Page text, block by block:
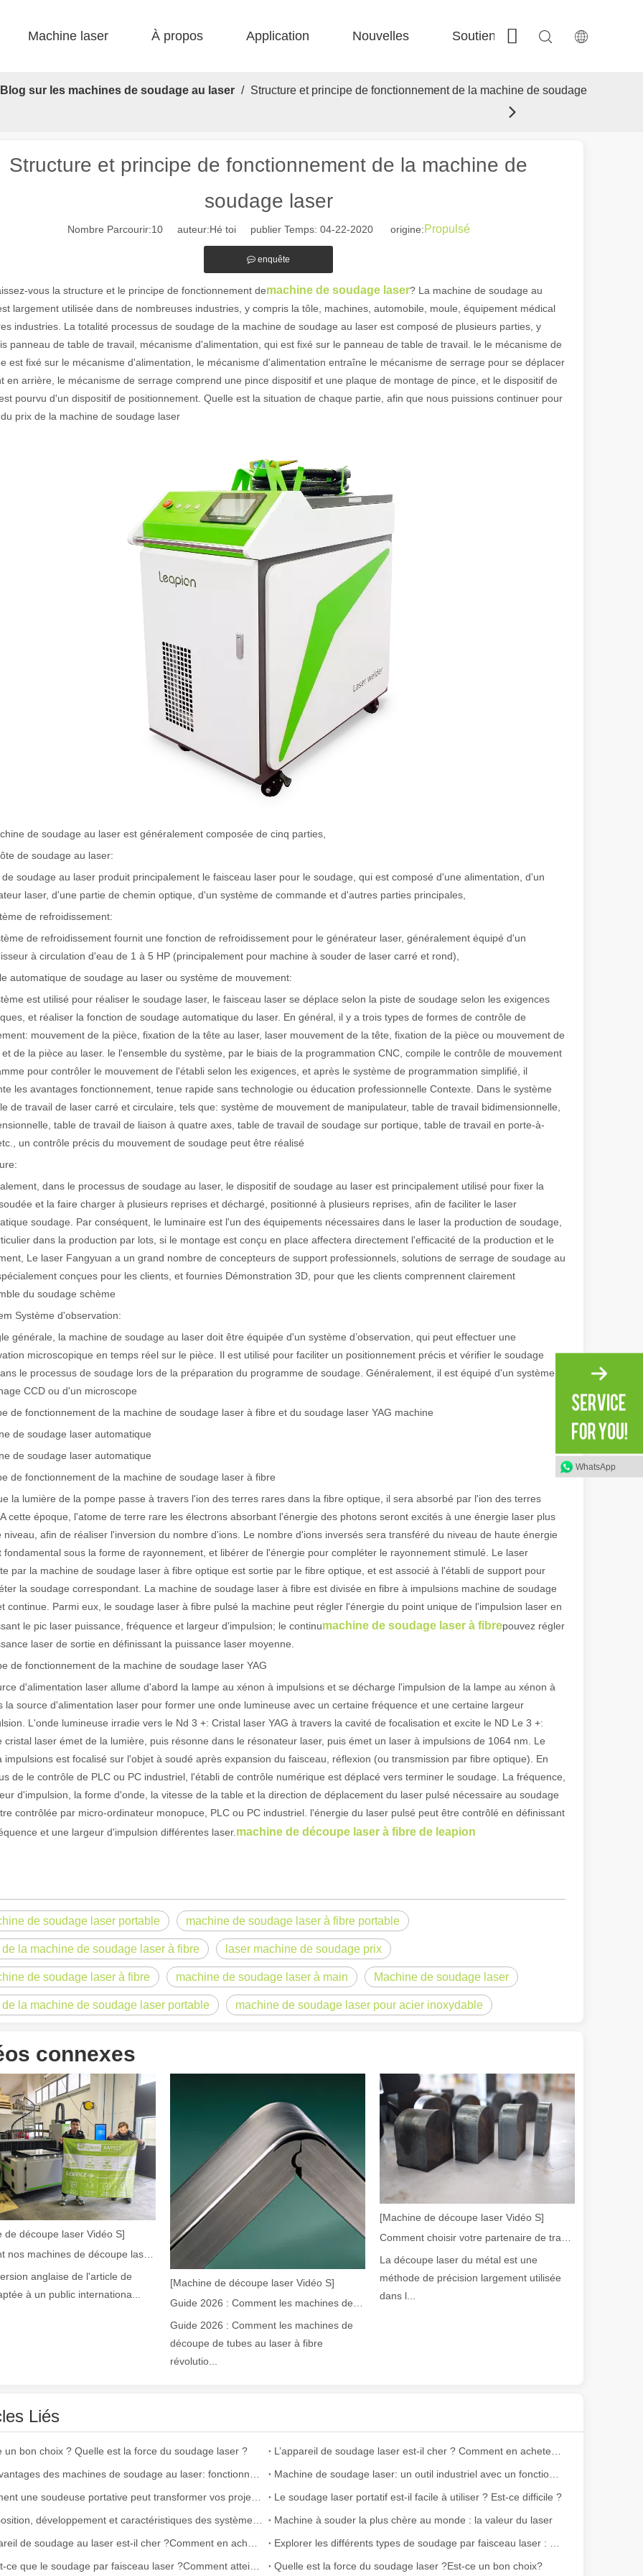
Machine laser À propos Application Nouvelles Soutien Contactez-nous
Blog sur les machines de soudage au laser / Structure et principe de fonctionnement de la machine de soudage
exceptionnelles des machines de marquage laser Le paysage de fabrication et industriel moderne, les machines de
international tout en conservant le ton professionnel et inspirant de l'original. Briller à travers le Pacifique : comment nos machines
au laser à fibre révolutionnent la fabrication de tuyauxDans le monde en évolution rapide de la fabrication métallique, l'efficacité et la
industrie manufacturière en développement rapide. Il peut traiter une variété de tubes métalliques avec une précision et une
largement utilisée dans la fabrication du métal. Il peut couper une large gamme de matériaux avec une haute précision et peu de
utilisée. Il est connu pour sa précision, son efficacité et sa polyvalence. Cependant, certains pourraient dire que la découpe
grâce à sa précision et son efficacité supérieures. Cette technologie avancée offre des avantages significatifs par rapport aux
la base, la découpe laser est un processus de fabrication qui utilise un faisceau laser focalisé de haute puissance pour découper un
le décapage laser des peintures est une technologie de pointe. Cette méthode offre une solution de haute technologie pour un
la fabrication moderne. Que vous soyez propriétaire d'une petite entreprise, un amateur ou que vous fassiez partie d'une opération
l’efficacité sont d’une importance primordiale. L'appareil de soudage au laser s'impose comme la pierre angulaire des processus
Structure et principe de fonctionnement de la machine de
soudage laser
Nombre Parcourir:10auteur:Hé toi publier Temps: 04-22-2020 origine:Propulsé
enquête
vous la structure et le principe de fonctionnement demachine de soudage laser? La machine de soudage au
largement utilisée dans de nombreuses industries, y compris la tôle, machines, automobile, moule, équipement médical
industries. La totalité processus de soudage de la machine de soudage au laser est composé de plusieurs parties, y
panneau de table de travail, mécanisme d'alimentation, qui est fixé sur le panneau de table de travail. le le mécanisme de
est fixé sur le mécanisme d'alimentation, le mécanisme d'alimentation entraîne le mécanisme de serrage pour se déplacer
en arrière, le mécanisme de serrage comprend une pince dispositif et une plaque de montage de pince, et le dispositif de
pourvu d'un dispositif de positionnement. Quelle est la situation de chaque partie, afin que nous puissions continuer pour
prix de la machine de soudage laser
de soudage au laser est généralement composée de cinq parties,
de soudage au laser:
de soudage au laser produit principalement le faisceau laser pour le soudage, qui est composé d'une alimentation, d'un
laser, d'une partie de chemin optique, d'un système de commande et d'autres parties principales,
de refroidissement:
de refroidissement fournit une fonction de refroidissement pour le générateur laser, généralement équipé d'un
à circulation d'eau de 1 à 5 HP (principalement pour machine à souder de laser carré et rond),
automatique de soudage au laser ou système de mouvement:
est utilisé pour réaliser le soudage laser, le faisceau laser se déplace selon la piste de soudage selon les exigences
et réaliser la fonction de soudage automatique du laser. En général, il y a trois types de formes de contrôle de
mouvement de la pièce, fixation de la tête au laser, laser mouvement de la tête, fixation de la pièce ou mouvement de
et de la pièce au laser. le l'ensemble du système, par le biais de la programmation CNC, compile le contrôle de mouvement
pour contrôler le mouvement de l'établi selon les exigences, et après le système de programmation simplifié, il
les avantages fonctionnement, tenue rapide sans technologie ou éducation professionnelle Contexte. Dans le système
de travail de laser carré et circulaire, tels que: système de mouvement de manipulateur, table de travail bidimensionnelle,
table de travail de liaison à quatre axes, table de travail de soudage sur portique, table de travail en porte-à-
un contrôle précis du mouvement de soudage peut être réalisé
dans le processus de soudage au laser, le dispositif de soudage au laser est principalement utilisé pour fixer la
et la faire charger à plusieurs reprises et déchargé, positionné à plusieurs reprises, afin de faciliter le laser
soudage. Par conséquent, le luminaire est l'un des équipements nécessaires dans le laser la production de soudage,
dans la production par lots, si le montage est conçu en place affectera directement l'efficacité de la production et le
Le laser Fangyuan a un grand nombre de concepteurs de support professionnels, solutions de serrage de soudage au
conçues pour les clients, et fournies Démonstration 3D, pour que les clients comprennent clairement
du soudage schème
Système d'observation:
générale, la machine de soudage au laser doit être équipée d'un système d’observation, qui peut effectuer une
microscopique en temps réel sur le pièce. Il est utilisé pour faciliter un positionnement précis et vérifier le soudage
le processus de soudage lors de la préparation du programme de soudage. Généralement, il est équipé d'un système
CCD ou d'un microscope
de fonctionnement de la machine de soudage laser à fibre et du soudage laser YAG machine
de soudage laser automatique
de soudage laser automatique
de fonctionnement de la machine de soudage laser à fibre
la lumière de la pompe passe à travers l'ion des terres rares dans la fibre optique, il sera absorbé par l'ion des terres
cette époque, l'atome de terre rare les électrons absorbant l'énergie des photons seront excités à une énergie laser plus
niveau, afin de réaliser l'inversion du nombre d'ions. Le nombre d'ions inversés sera transféré du niveau de haute énergie
fondamental sous la forme de rayonnement, et libérer de l'énergie pour compléter le rayonnement stimulé. Le laser
par la machine de soudage laser à fibre optique est sortie par le fibre optique, et est associé à l'établi de support pour
la soudage correspondant. La machine de soudage laser à fibre est divisée en fibre à impulsions machine de soudage
continue. Parmi eux, le soudage laser à fibre pulsé la machine peut régler l'énergie du point unique de l'impulsion laser en
le pic laser puissance, fréquence et largeur d'impulsion; le continumachine de soudage laser à fibrepouvez régler
laser de sortie en définissant la puissance laser moyenne.
de fonctionnement de la machine de soudage laser YAG
d'alimentation laser allume d'abord la lampe au xénon à impulsions et se décharge l'impulsion de la lampe au xénon à
la source d'alimentation laser pour former une onde lumineuse avec un certaine fréquence et une certaine largeur
L'onde lumineuse irradie vers le Nd 3 +: Cristal laser YAG à travers la cavité de focalisation et excite le ND Le 3 +:
cristal laser émet de la lumière, puis résonne dans le résonateur laser, puis émet un laser à impulsions de 1064 nm. Le
impulsions est focalisé sur l'objet à soudé après expansion du faisceau, réflexion (ou transmission par fibre optique). En
de le contrôle de PLC ou PC industriel, l'établi de contrôle numérique est déplacé vers terminer le soudage. La fréquence,
d'impulsion, la forme d'onde, la vitesse de la table et la direction de déplacement du laser pulsé nécessaire au soudage
contrôlée par micro-ordinateur monopuce, PLC ou PC industriel. l'énergie du laser pulsé peut être contrôlé en définissant
et une largeur d'impulsion différentes laser. machine de découpe laser à fibre de leapion
de soudage laser portable machine de soudage laser à fibre portable
de la machine de soudage laser à fibre laser machine de soudage prix
de soudage laser à fibre machine de soudage laser à main Machine de soudage laser
de la machine de soudage laser portable machine de soudage laser pour acier inoxydable
connexes
de découpe laser Vidéo S]
anglaise de l'article de
à un public internationa...
[Machine de découpe laser Vidéo S]
Guide 2026 : Comment les machines de
découpe de tubes au laser à fibre
révolutio...
[Machine de découpe laser Vidéo S]
Comment choisir votre partenaire de travail : machine de découpe laser
La découpe laser du métal est une
méthode de précision largement utilisée
dans l...
Liés
un bon choix ? Quelle est la force du soudage laser ?
Le soudage laser portatif est-il facile à utiliser ? Est-ce difficile ?
Machine à souder la plus chère au monde : la valeur du laser
Quelle est la force du soudage laser ?Est-ce un bon choix?
WhatsApp